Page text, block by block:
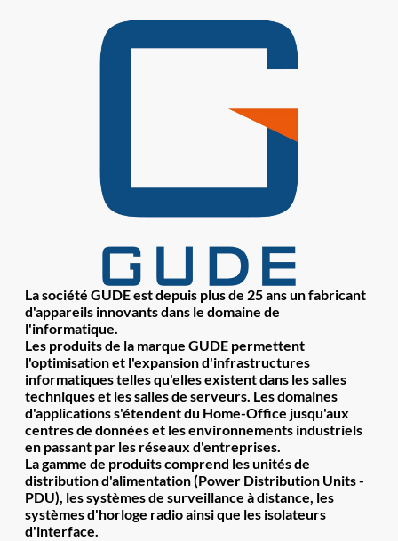
La société GUDE est depuis plus de 25 ans un fabricant
d'appareils innovants dans le domaine de
l'informatique.
Les produits de la marque GUDE permettent
l'optimisation et l'expansion d'infrastructures
informatiques telles qu'elles existent dans les salles
techniques et les salles de serveurs. Les domaines
d'applications s'étendent du Home-Office jusqu'aux
centres de données et les environnements industriels
en passant par les réseaux d'entreprises.
La gamme de produits comprend les unités de
distribution d'alimentation (Power Distribution Units -
PDU), les systèmes de surveillance à distance, les
systèmes d'horloge radio ainsi que les isolateurs
d'interface.